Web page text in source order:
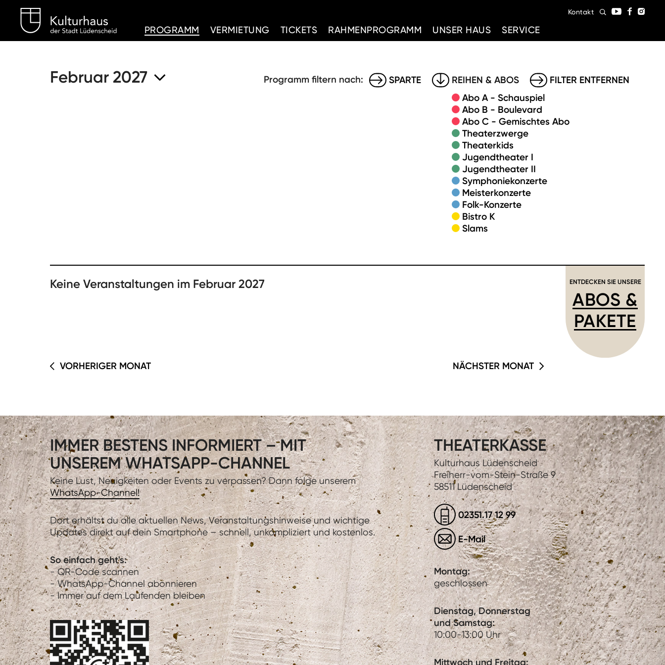
PROGRAMM
VERMIETUNG TICKETS RAHMENPROGRAMM UNSER HAUS SERVICE
Kontakt
Februar 2027 Programm filtern nach: SPARTE
REIHEN & ABOS
Abo A - Schauspiel
Abo B - Boulevard
Abo C - Gemischtes Abo
Theaterzwerge
Theaterkids
Jugendtheater I
Jugendtheater II
Symphoniekonzerte
Meisterkonzerte
Folk-Konzerte
Bistro K
Slams
FILTER ENTFERNEN
Keine Veranstaltungen im Februar 2027 ENTDECKEN SIE UNSERE
ABOS &
PAKETE
VORHERIGER MONAT NÄCHSTER MONAT
IMMER BESTENS INFORMIERT – MIT
UNSEREM WHATSAPP-CHANNEL
Keine Lust, Neuigkeiten oder Events zu verpassen? Dann folge unserem
WhatsApp-Channel!
Dort erhältst du alle aktuellen News, Veranstaltungshinweise und wichtige
Updates direkt auf dein Smartphone – schnell, unkompliziert und kostenlos.
So einfach geht's:
- QR-Code scannen
- WhatsApp-Channel abonnieren
- Immer auf dem Laufenden bleiben
THEATERKASSE
Kulturhaus Lüdenscheid
Freiherr-vom-Stein-Straße 9
58511 Lüdenscheid
02351.17 12 99
E-Mail
Montag:
geschlossen
Dienstag, Donnerstag
und Samstag:
10:00-13:00 Uhr
Mittwoch und Freitag: